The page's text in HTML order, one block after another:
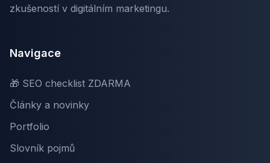
zkušeností v digitálním marketingu.
Navigace
🎁 SEO checklist ZDARMA
Články a novinky
Portfolio
Slovník pojmů